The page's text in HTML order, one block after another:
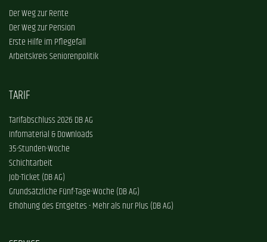
Der Weg zur Rente
Der Weg zur Pension
Erste Hilfe im Pflegefall
Arbeitskreis Seniorenpolitik
TARIF
Tarifabschluss 2026 DB AG
Infomaterial & Downloads
35-Stunden-Woche
Schichtarbeit
Job-Ticket (DB AG)
Grundsätzliche Fünf-Tage-Woche (DB AG)
Erhöhung des Entgeltes - Mehr als nur Plus (DB AG)